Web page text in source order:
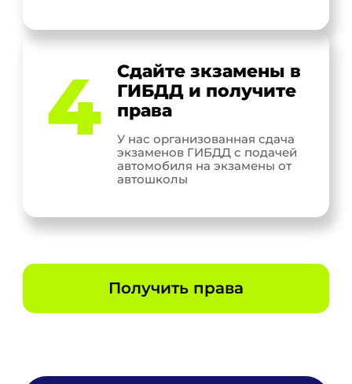
4
Сдайте зкзамены в
ГИБДД и получите
права
У нас организованная сдача
экзаменов ГИБДД с подачей
автомобиля на экзамены от
автошколы
Получить права